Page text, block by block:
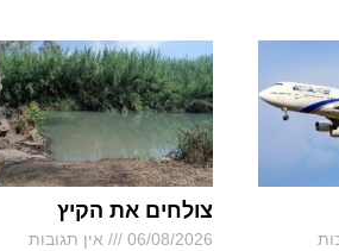
צולחים את הקיץ
06/08/2026 אין תגובות